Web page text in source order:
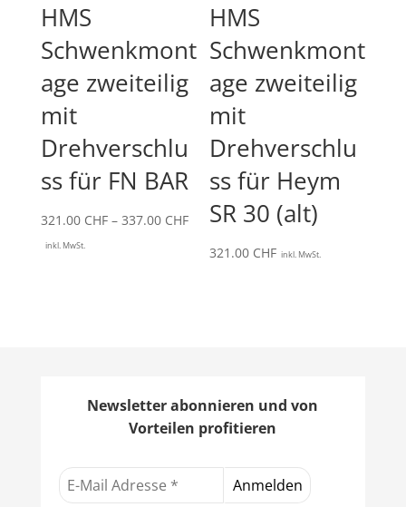
HMS
Schwenkmont
age zweiteilig
mit
Drehverschlu
ss für FN BAR
321.00 CHF – 337.00 CHFPreisspanne:
inkl. MwSt.
HMS
Schwenkmont
age zweiteilig
mit
Drehverschlu
ss für Heym
SR 30 (alt)
321.00 CHF inkl. MwSt.
Newsletter abonnieren und von
Vorteilen profitieren